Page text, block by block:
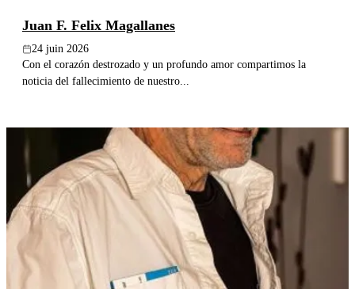
Recherche
Juan F. Felix Magallanes
24 juin 2026
Con el corazón destrozado y un profundo amor compartimos la
noticia del fallecimiento de nuestro...